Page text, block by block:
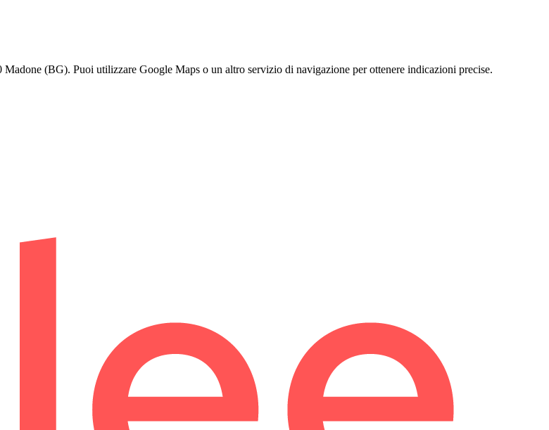
(BG). Puoi utilizzare Google Maps o un altro servizio di navigazione per ottenere indicazioni precise.